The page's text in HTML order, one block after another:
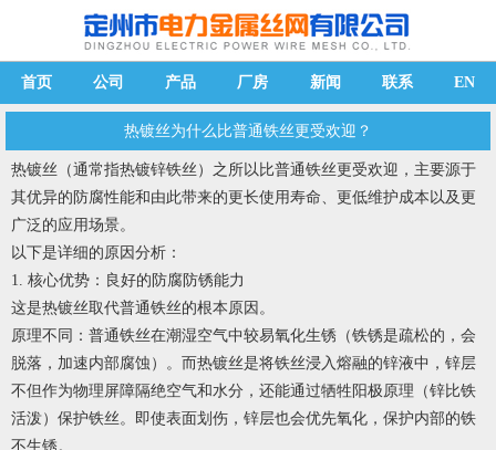
首页 公司 产品 厂房 新闻 联系 EN
热镀丝为什么比普通铁丝更受欢迎？
热镀丝 （通常指热镀锌铁丝）之所以比普通铁丝更受欢迎，主要源于
其优异的防腐性能和由此带来的更长使用寿命、更低维护成本以及更
广泛的应用场景。
以下是详细的原因分析：
1. 核心优势：良好的防腐防锈能力
这是热镀丝取代普通铁丝的根本原因。
原理不同：普通铁丝在潮湿空气中较易氧化生锈（铁锈是疏松的，会
脱落，加速内部腐蚀）。而热镀丝是将铁丝浸入熔融的锌液中，锌层
不但作为物理屏障隔绝空气和水分，还能通过牺牲阳极原理（锌比铁
活泼）保护铁丝。即使表面划伤，锌层也会优先氧化，保护内部的铁
不生锈。